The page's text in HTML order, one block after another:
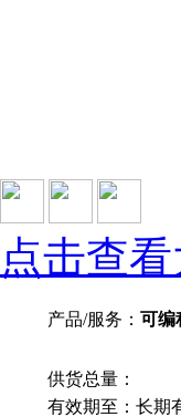
点击查看
产品/服务： 可编
供货总量：
有效期至：长期